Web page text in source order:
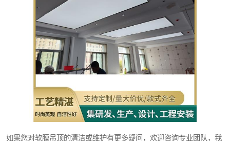
如果您对软膜吊顶的清洁或维护有更多疑问，欢迎咨询专业团队，我